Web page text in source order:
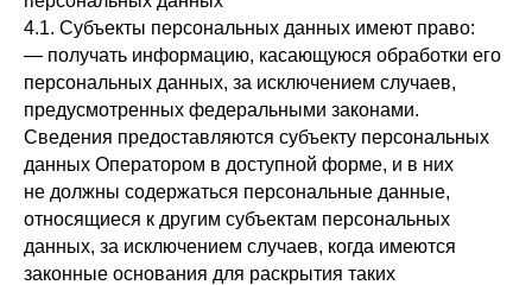
4.1. Субъекты персональных данных имеют право:
— получать информацию, касающуюся обработки его
персональных данных, за исключением случаев,
предусмотренных федеральными законами.
Сведения предоставляются субъекту персональных
данных Оператором в доступной форме, и в них
не должны содержаться персональные данные,
относящиеся к другим субъектам персональных
данных, за исключением случаев, когда имеются
законные основания для раскрытия таких